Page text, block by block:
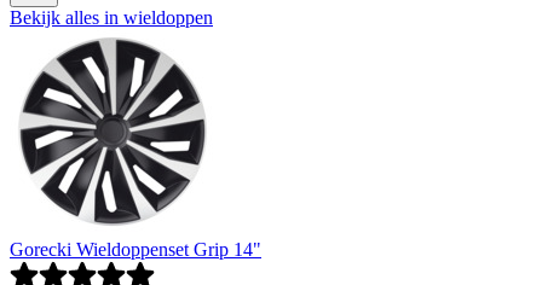
Bekijk alles in wieldoppen
Gorecki Wieldoppenset Grip 14"